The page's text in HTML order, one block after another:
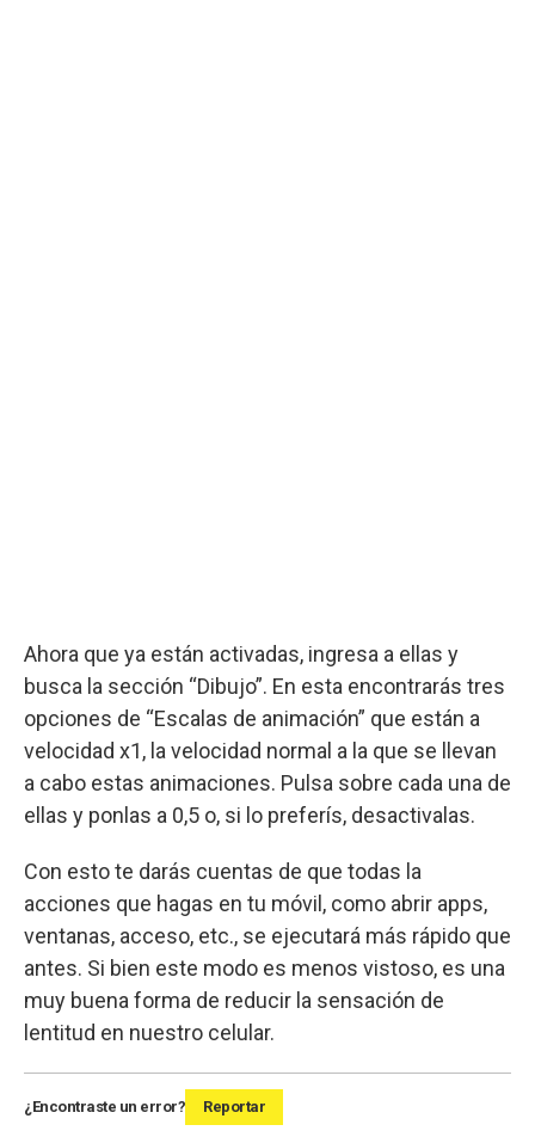
Ahora que ya están activadas, ingresa a ellas y
busca la sección “Dibujo”. En esta encontrarás tres
opciones de “Escalas de animación” que están a
velocidad x1, la velocidad normal a la que se llevan
a cabo estas animaciones. Pulsa sobre cada una de
ellas y ponlas a 0,5 o, si lo preferís, desactivalas.
Con esto te darás cuentas de que todas la
acciones que hagas en tu móvil, como abrir apps,
ventanas, acceso, etc., se ejecutará más rápido que
antes. Si bien este modo es menos vistoso, es una
muy buena forma de reducir la sensación de
lentitud en nuestro celular.
¿Encontraste un error? Reportar